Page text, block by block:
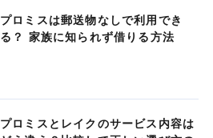
プロミスは郵送物なしで利用でき
る？ 家族に知られず借りる方法
プロミスとレイクのサービス内容は